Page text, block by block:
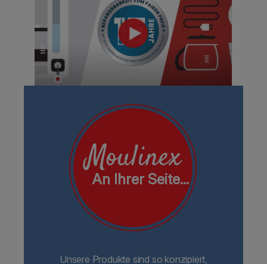
Moulinex
An Ihrer Seite...
Unsere Produkte sind so konzipiert,